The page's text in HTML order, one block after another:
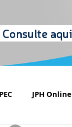
Consulte aqui
PEC JPH Online